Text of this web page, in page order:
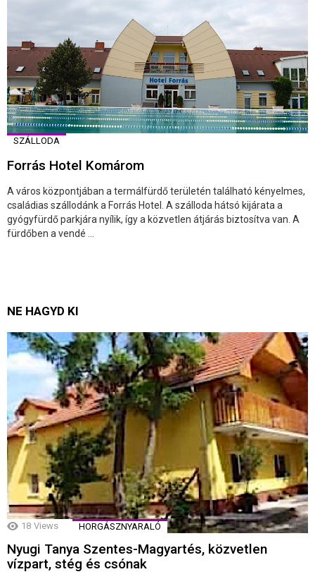
SZÁLLODA
Forrás Hotel Komárom
A város központjában a termálfürdő területén található kényelmes,
családias szállodánk a Forrás Hotel. A szálloda hátsó kijárata a
gyógyfürdő parkjára nyílik, így a közvetlen átjárás biztosítva van. A
fürdőben a vendé ...
NE HAGYD KI
18 Views HORGÁSZNYARALÓ
Nyugi Tanya Szentes-Magyartés, közvetlen
vízpart, stég és csónak